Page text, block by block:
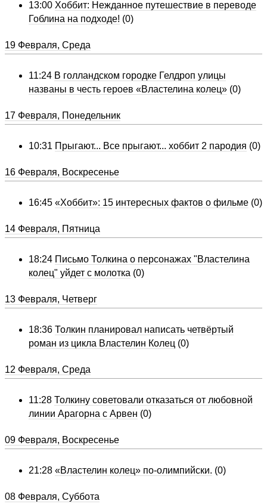
13:00 Хоббит: Нежданное путешествие в переводе
Гоблина на подходе! (0)
19 Февраля, Среда
11:24 В голландском городке Гелдроп улицы
названы в честь героев «Властелина колец» (0)
17 Февраля, Понедельник
10:31 Прыгают... Все прыгают... хоббит 2 пародия (0)
16 Февраля, Воскресенье
16:45 «Хоббит»: 15 интересных фактов о фильме (0)
14 Февраля, Пятница
18:24 Письмо Толкина о персонажах "Властелина
колец" уйдет с молотка (0)
13 Февраля, Четверг
18:36 Толкин планировал написать четвёртый
роман из цикла Властелин Колец (0)
12 Февраля, Среда
11:28 Толкину советовали отказаться от любовной
линии Арагорна с Арвен (0)
09 Февраля, Воскресенье
21:28 «Властелин колец» по-олимпийски. (0)
08 Февраля, Суббота